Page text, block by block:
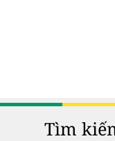
Tìm